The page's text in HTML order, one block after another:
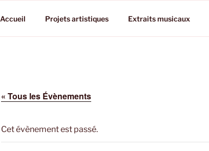
Accueil Projets artistiques Extraits musicaux
« Tous les Évènements
Cet évènement est passé.